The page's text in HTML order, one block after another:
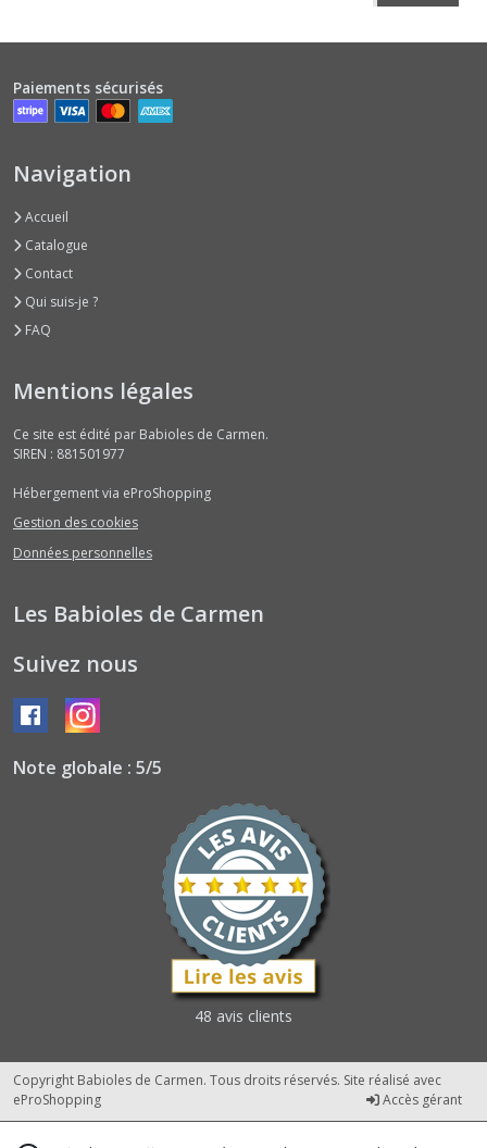
Paiements sécurisés
Navigation
Accueil
Catalogue
Contact
Qui suis-je ?
FAQ
Mentions légales
Ce site est édité par Babioles de Carmen.
SIREN : 881501977
Hébergement via eProShopping
Gestion des cookies
Données personnelles
Les Babioles de Carmen
Suivez nous
Note globale : 5/5
48 avis clients
Copyright Babioles de Carmen. Tous droits réservés. Site réalisé avec
eProShopping
Accès gérant